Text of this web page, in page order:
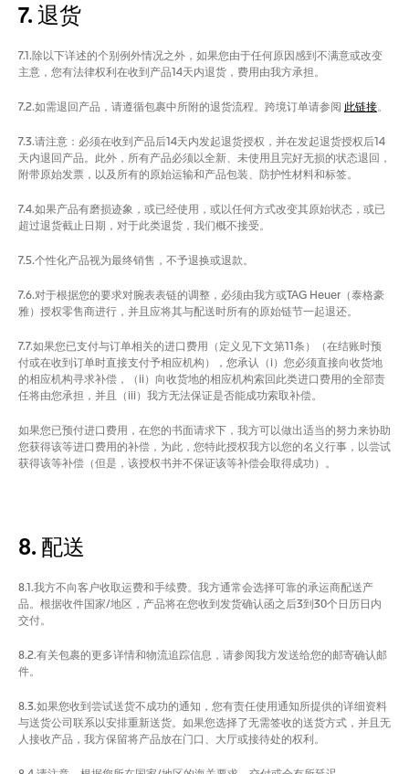
7. 退货
7.1.除以下详述的个别例外情况之外，如果您由于任何原因感到不满意或改变
主意，您有法律权利在收到产品14天内退货，费用由我方承担。
7.2.如需退回产品，请遵循包裹中所附的退货流程。跨境订单请参阅 此链接。
7.3.请注意：必须在收到产品后14天内发起退货授权，并在发起退货授权后14
天内退回产品。此外，所有产品必须以全新、未使用且完好无损的状态退回，
附带原始发票，以及所有的原始运输和产品包装、防护性材料和标签。
7.4.如果产品有磨损迹象，或已经使用，或以任何方式改变其原始状态，或已
超过退货截止日期，对于此类退货，我们概不接受。
7.5.个性化产品视为最终销售，不予退换或退款。
7.6.对于根据您的要求对腕表表链的调整，必须由我方或TAG Heuer（泰格豪
雅）授权零售商进行，并且应将其与配送时所有的原始链节一起退还。
7.7.如果您已支付与订单相关的进口费用（定义见下文第11条）（在结账时预
付或在收到订单时直接支付予相应机构），您承认（i）您必须直接向收货地
的相应机构寻求补偿，（ii）向收货地的相应机构索回此类进口费用的全部责
任将由您承担，并且（iii）我方无法保证是否能成功索取补偿。
如果您已预付进口费用，在您的书面请求下，我方可以做出适当的努力来协助
您获得该等进口费用的补偿，为此，您特此授权我方以您的名义行事，以尝试
获得该等补偿（但是，该授权书并不保证该等补偿会取得成功）。
8. 配送
8.1.我方不向客户收取运费和手续费。我方通常会选择可靠的承运商配送产
品。根据收件国家/地区，产品将在您收到发货确认函之后3到30个日历日内
交付。
8.2.有关包裹的更多详情和物流追踪信息，请参阅我方发送给您的邮寄确认邮
件。
8.3.如果您收到尝试送货不成功的通知，您有责任使用通知所提供的详细资料
与送货公司联系以安排重新送货。如果您选择了无需签收的送货方式，并且无
人接收产品，我方保留将产品放在门口、大厅或接待处的权利。